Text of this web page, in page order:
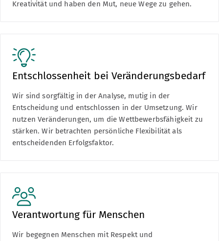
Kreativität und haben den Mut, neue Wege zu gehen.
Entschlossenheit bei Veränderungsbedarf
Wir sind sorgfältig in der Analyse, mutig in der
Entscheidung und entschlossen in der Umsetzung. Wir
nutzen Veränderungen, um die Wettbewerbsfähigkeit zu
stärken. Wir betrachten persönliche Flexibilität als
entscheidenden Erfolgsfaktor.
Verantwortung für Menschen
Wir begegnen Menschen mit Respekt und